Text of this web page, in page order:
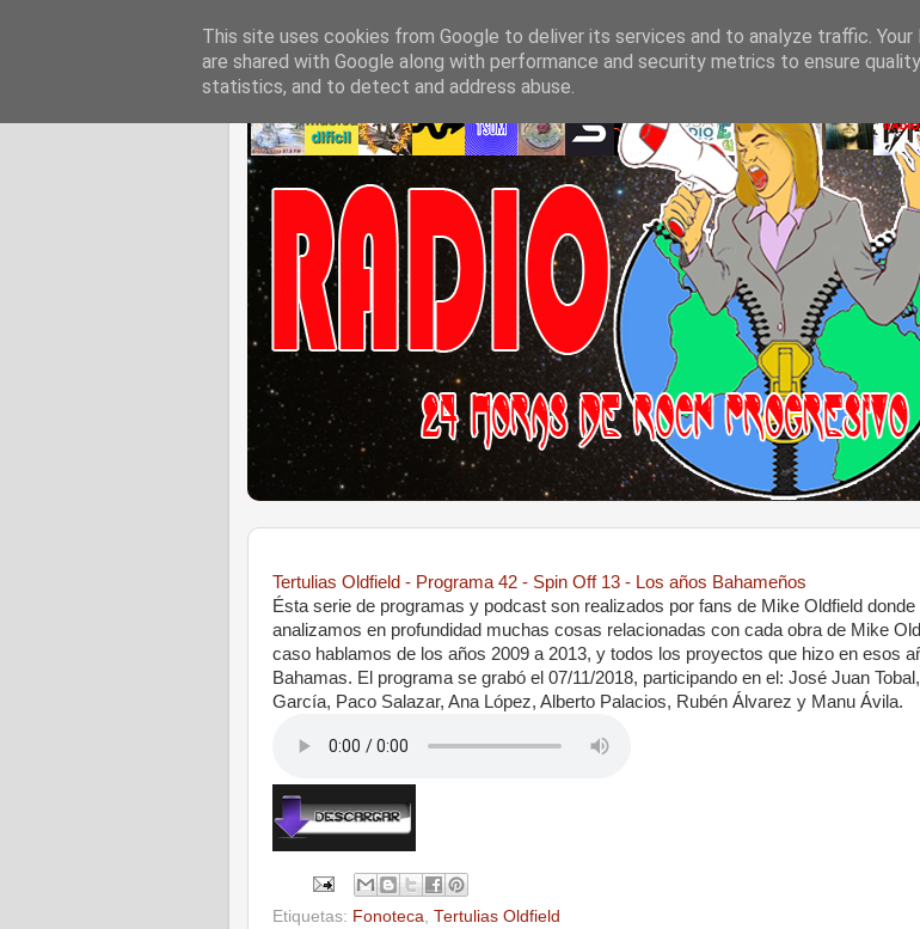
Tertulias Oldfield - Programa 42 - Spin Off 13 - Los años Bahameños
Ésta serie de programas y podcast son realizados por fans de Mike Oldfield donde
analizamos en profundidad muchas cosas relacionadas con cada obra de Mike
caso hablamos de los años 2009 a 2013, y todos los proyectos que hizo en esos
Bahamas. El programa se grabó el 07/11/2018, participando en el: José Juan
García, Paco Salazar, Ana López, Alberto Palacios, Rubén Álvarez y Manu Ávila.
Etiquetas: Fonoteca, Tertulias Oldfield
This site uses cookies from Google to deliver its services and to analyze traffic. Your
are shared with Google along with performance and security metrics to ensure
statistics, and to detect and address abuse.